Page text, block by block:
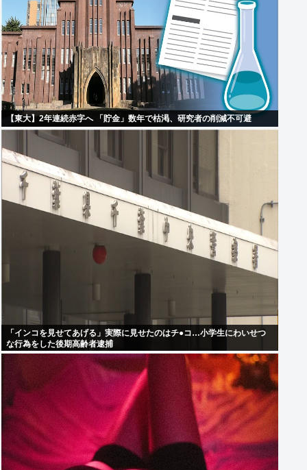
【東大】2年連続赤字へ 「貯金」数年で枯渇、研究者の削減不可避
「インコを見せてあげる」実際に見せたのはチ●コ…小学生にわいせつ
な行為をした後期高齢者逮捕